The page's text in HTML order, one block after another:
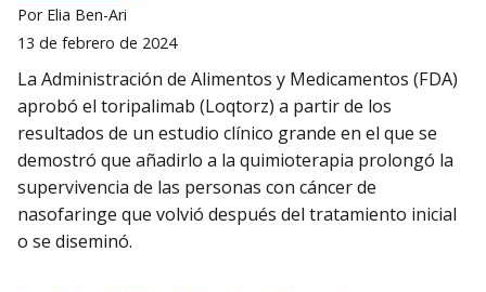
Por Elia Ben-Ari
13 de febrero de 2024
La Administración de Alimentos y Medicamentos (FDA)
aprobó el toripalimab (Loqtorz) a partir de los
resultados de un estudio clínico grande en el que se
demostró que añadirlo a la quimioterapia prolongó la
supervivencia de las personas con cáncer de
nasofaringe que volvió después del tratamiento inicial
o se diseminó.